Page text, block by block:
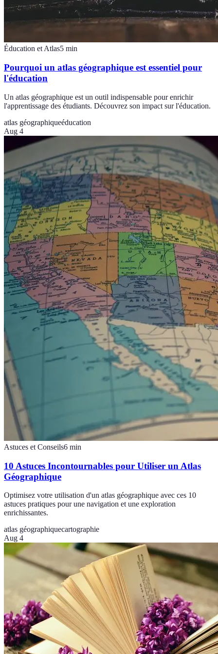
Éducation et Atlas5 min
Pourquoi un atlas géographique est essentiel pour
l'éducation
Un atlas géographique est un outil indispensable pour enrichir
l'apprentissage des étudiants. Découvrez son impact sur l'éducation.
atlas géographiqueéducation
Aug 4
Astuces et Conseils6 min
10 Astuces Incontournables pour Utiliser un Atlas
Géographique
Optimisez votre utilisation d'un atlas géographique avec ces 10
astuces pratiques pour une navigation et une exploration
enrichissantes.
atlas géographiquecartographie
Aug 4